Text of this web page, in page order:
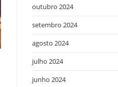
outubro 2024
setembro 2024
agosto 2024
julho 2024
junho 2024